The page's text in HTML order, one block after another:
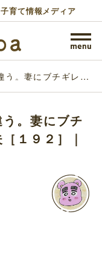
育て情報メディア
う。妻にブチギレら
。妻にブチ
１９２］｜